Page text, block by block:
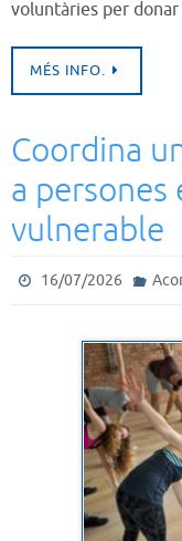
voluntàries per
MÉS INFO.
Coordina
a persones
vulnerable
16/07/2026